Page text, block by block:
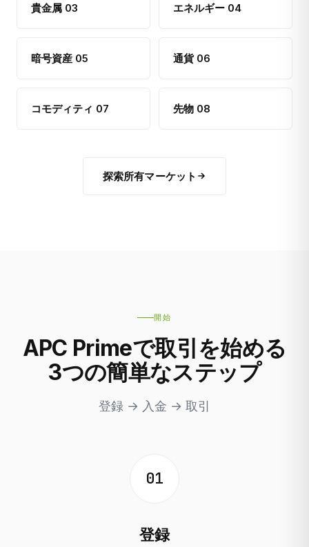
貴金属 03 エネルギー 04
暗号資産 05 通貨 06
コモディティ 07 先物 08
探索所有マーケット
開始
APC Primeで取引を始める
3つの簡単なステップ
登録 → 入金 → 取引
01
登録